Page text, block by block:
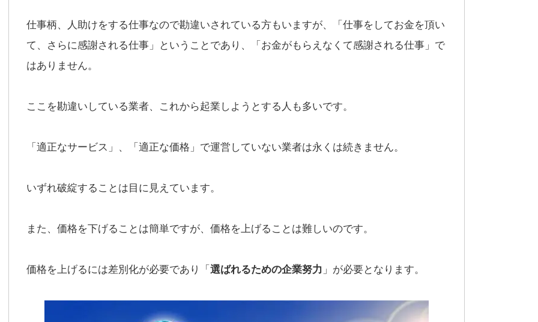
仕事柄、人助けをする仕事なので勘違いされている方もいますが、「仕事をしてお金を頂い
て、さらに感謝される仕事」ということであり、「お金がもらえなくて感謝される仕事」で
はありません。
ここを勘違いしている業者、これから起業しようとする人も多いです。
「適正なサービス」、「適正な価格」で運営していない業者は永くは続きません。
いずれ破綻することは目に見えています。
また、価格を下げることは簡単ですが、価格を上げることは難しいのです。
価格を上げるには差別化が必要であり「 選ばれるための企業努力 」が必要となります。